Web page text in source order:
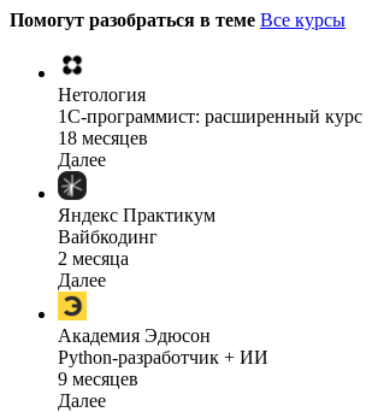
Помогут разобраться в теме Все курсы
Нетология
1C-программист: расширенный курс
18 месяцев
Далее
Яндекс Практикум
Вайбкодинг
2 месяца
Далее
Академия Эдюсон
Python-разработчик + ИИ
9 месяцев
Далее